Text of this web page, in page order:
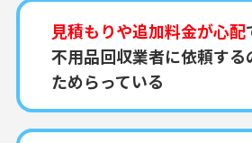
見積もりや追加料金が心配
不用品回収業者に依頼する
ためらっている